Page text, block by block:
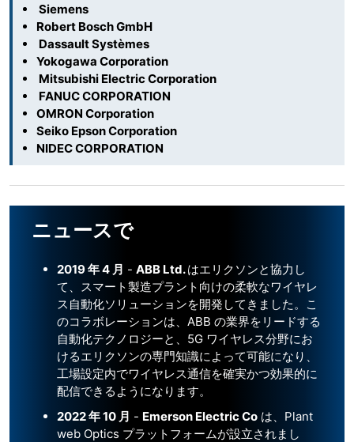
Siemens
Robert Bosch GmbH
Dassault Systèmes
Yokogawa Corporation
Mitsubishi Electric Corporation
FANUC CORPORATION
OMRON Corporation
Seiko Epson Corporation
NIDEC CORPORATION
ニュースで
2019 年 4 月 - ABB Ltd.はエリクソンと協力し
て、スマート製造プラント向けの柔軟なワイヤレ
ス自動化ソリューションを開発してきました。こ
のコラボレーションは、ABB の業界をリードする
自動化テクノロジーと、5G ワイヤレス分野にお
けるエリクソンの専門知識によって可能になり、
工場設定内でワイヤレス通信を確実かつ効果的に
配信できるようになります。
2022 年 10 月 - Emerson Electric Co は、Plant
web Optics プラットフォームが設立されまし